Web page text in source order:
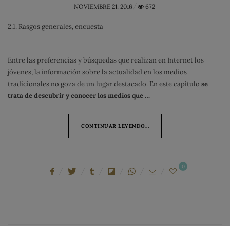
POSTED
NOVIEMBRE 21, 2016 672
2.1. Rasgos generales, encuesta
Entre las preferencias y búsquedas que realizan en Internet los
jóvenes, la información sobre la actualidad en los medios
tradicionales no goza de un lugar destacado. En este capítulo se
trata de descubrir y conocer los medios que …
CONTINUAR LEYENDO...
0